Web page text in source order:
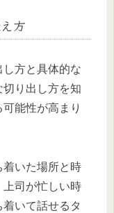
方
方と具体的な
り出し方を知
能性が高まり
着いた場所と時
上司が忙しい時
いて話せるタ